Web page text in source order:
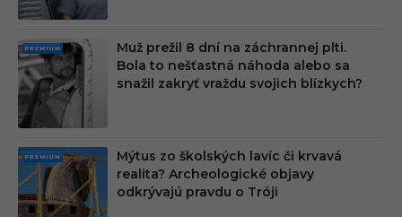
PRE
MIU
M
Muž prežil 8 dní na záchrannej plti.
Bola to nešťastná náhoda alebo sa
snažil zakryť vraždu svojich blízkych?
PRE
MIU
M
Mýtus zo školských lavíc či krvavá
realita? Archeologické objavy
odkrývajú pravdu o Tróji